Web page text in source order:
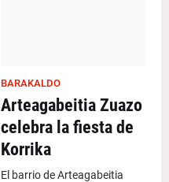
BARAKALDO
Arteagabeitia Zuazo
celebra la fiesta de
Korrika
El barrio de Arteagabeitia